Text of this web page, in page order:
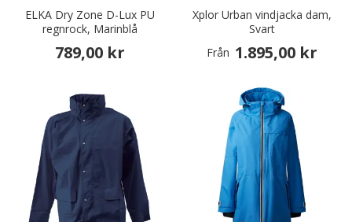
ELKA Dry Zone D-Lux PU
regnrock, Marinblå
789,00 kr
Xplor Urban vindjacka dam,
Svart
Från 1.895,00 kr